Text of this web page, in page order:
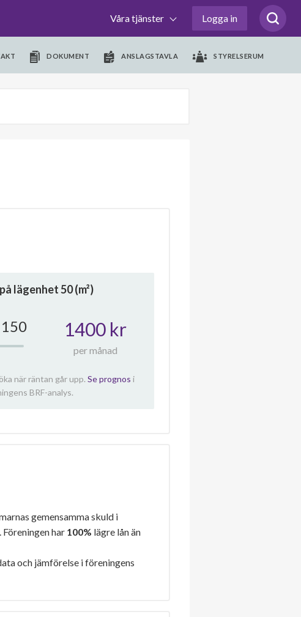
Våra tjänster Logga in
DOKUMENT ANSLAGSTAVLA STYRELSERUM
lägenhet50(m²)
150 1400 kr
per månad
när räntan går upp. Se prognos i
BRF-analys.
gemensamma skuld i
har 100% lägre lån än
och jämförelse i föreningens